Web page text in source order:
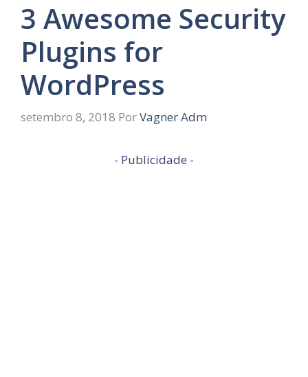
3 Awesome Security
Plugins for
WordPress
setembro 8, 2018 PorVagner Adm
- Publicidade -